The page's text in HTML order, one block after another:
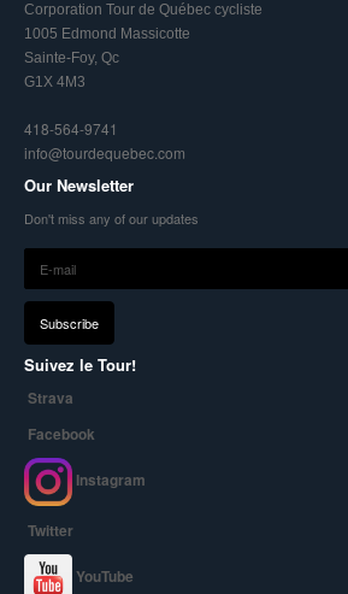
Corporation Tour de Québec cycliste
1005 Edmond Massicotte
Sainte-Foy, Qc
G1X 4M3
418-564-9741
info@tourdequebec.com
Our Newsletter
Don't miss any of our updates
Suivez le Tour!
Strava
Facebook
Instagram
Twitter
YouTube